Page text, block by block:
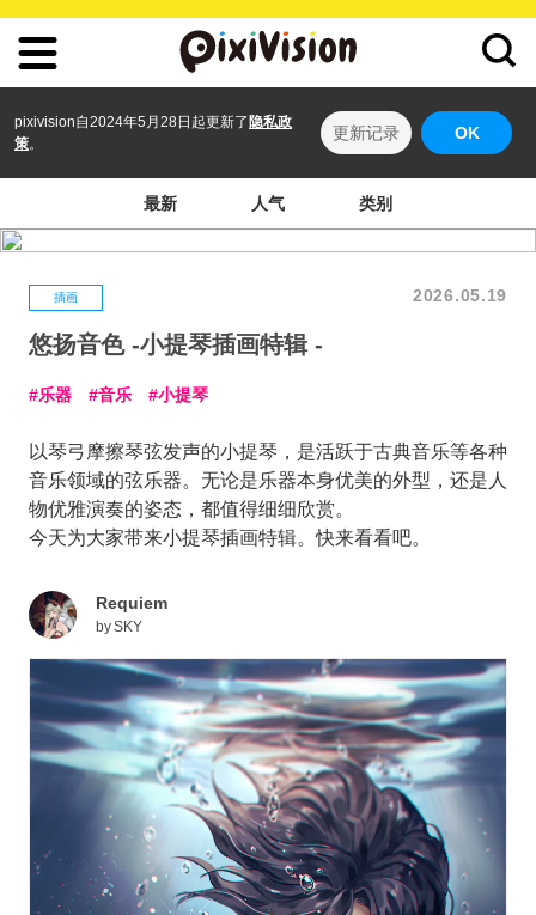
pixivision自2024年5月28日起更新了 隐私政
策。
更新记录 OK
最新 人气 类别
插画 2026.05.19
悠扬音色 -小提琴插画特辑 -
乐器 音乐 小提琴
以琴弓摩擦琴弦发声的小提琴，是活跃于古典音乐等各种
音乐领域的弦乐器。无论是乐器本身优美的外型，还是人
物优雅演奏的姿态，都值得细细欣赏。
今天为大家带来小提琴插画特辑。快来看看吧。
Requiem
bySKY